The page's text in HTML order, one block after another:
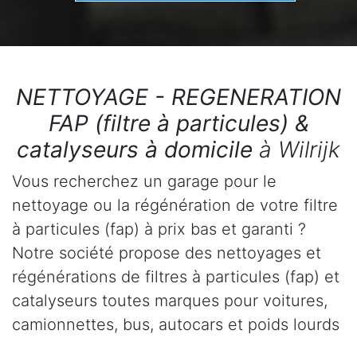
NETTOYAGE - REGENERATION
FAP (filtre à particules) &
catalyseurs à domicile à Wilrijk
Vous recherchez un garage pour le
nettoyage ou la régénération de votre filtre
à particules (fap) à prix bas et garanti ?
Notre société propose des nettoyages et
régénérations de filtres à particules (fap) et
catalyseurs toutes marques pour voitures,
camionnettes, bus, autocars et poids lourds